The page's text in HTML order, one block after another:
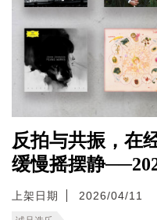
反拍与共振，在
缓慢摇摆静
上架日期 2026/04/11